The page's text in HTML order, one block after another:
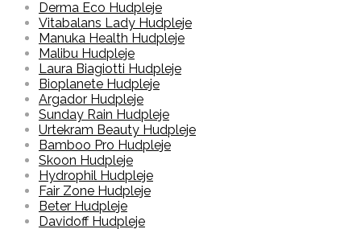
Derma Eco Hudpleje
Vitabalans Lady Hudpleje
Manuka Health Hudpleje
Malibu Hudpleje
Laura Biagiotti Hudpleje
Bioplanete Hudpleje
Argador Hudpleje
Sunday Rain Hudpleje
Urtekram Beauty Hudpleje
Bamboo Pro Hudpleje
Skoon Hudpleje
Hydrophil Hudpleje
Fair Zone Hudpleje
Beter Hudpleje
Davidoff Hudpleje